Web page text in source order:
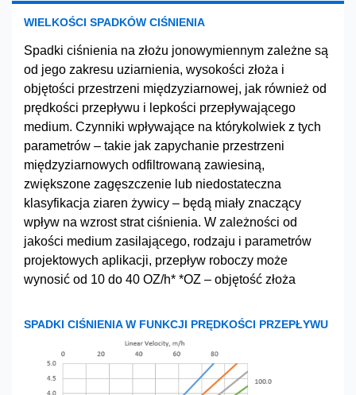
WIELKOŚCI SPADKÓW CIŚNIENIA
Spadki ciśnienia na złożu jonowymiennym zależne są
od jego zakresu uziarnienia, wysokości złoża i
objętości przestrzeni międzyziarnowej, jak również od
prędkości przepływu i lepkości przepływającego
medium. Czynniki wpływające na którykolwiek z tych
parametrów – takie jak zapychanie przestrzeni
międzyziarnowych odfiltrowaną zawiesiną,
zwiększone zagęszczenie lub niedostateczna
klasyfikacja ziaren żywicy – będą miały znaczący
wpływ na wzrost strat ciśnienia. W zależności od
jakości medium zasilającego, rodzaju i parametrów
projektowych aplikacji, przepływ roboczy może
wynosić od 10 do 40 OZ/h* *OZ – objętość złoża
SPADKI CIŚNIENIA W FUNKCJI PRĘDKOŚCI PRZEPŁYWU